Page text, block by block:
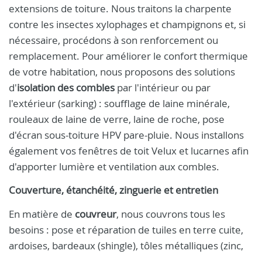
extensions de toiture. Nous traitons la charpente
contre les insectes xylophages et champignons et, si
nécessaire, procédons à son renforcement ou
remplacement. Pour améliorer le confort thermique
de votre habitation, nous proposons des solutions
d'isolation des combles par l'intérieur ou par
l'extérieur (sarking) : soufflage de laine minérale,
rouleaux de laine de verre, laine de roche, pose
d'écran sous-toiture HPV pare-pluie. Nous installons
également vos fenêtres de toit Velux et lucarnes afin
d'apporter lumière et ventilation aux combles.
Couverture, étanchéité, zinguerie et entretien
En matière de couvreur, nous couvrons tous les
besoins : pose et réparation de tuiles en terre cuite,
ardoises, bardeaux (shingle), tôles métalliques (zinc,